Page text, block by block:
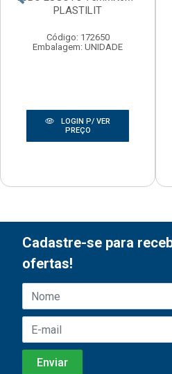
PLASTILIT
Código: 172650
Embalagem: UNIDADE
LOGIN P/ VER
PREÇO
Cadastre-se para
ofertas!